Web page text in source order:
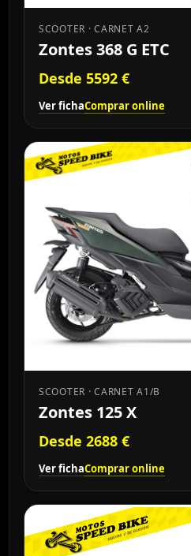
SCOOTER · CARNET A2
Zontes 368 G ETC
Desde 5592 €
Ver fichaComprar online
SCOOTER · CARNET A1/B
Zontes 125 X
Desde 2688 €
Ver fichaComprar online